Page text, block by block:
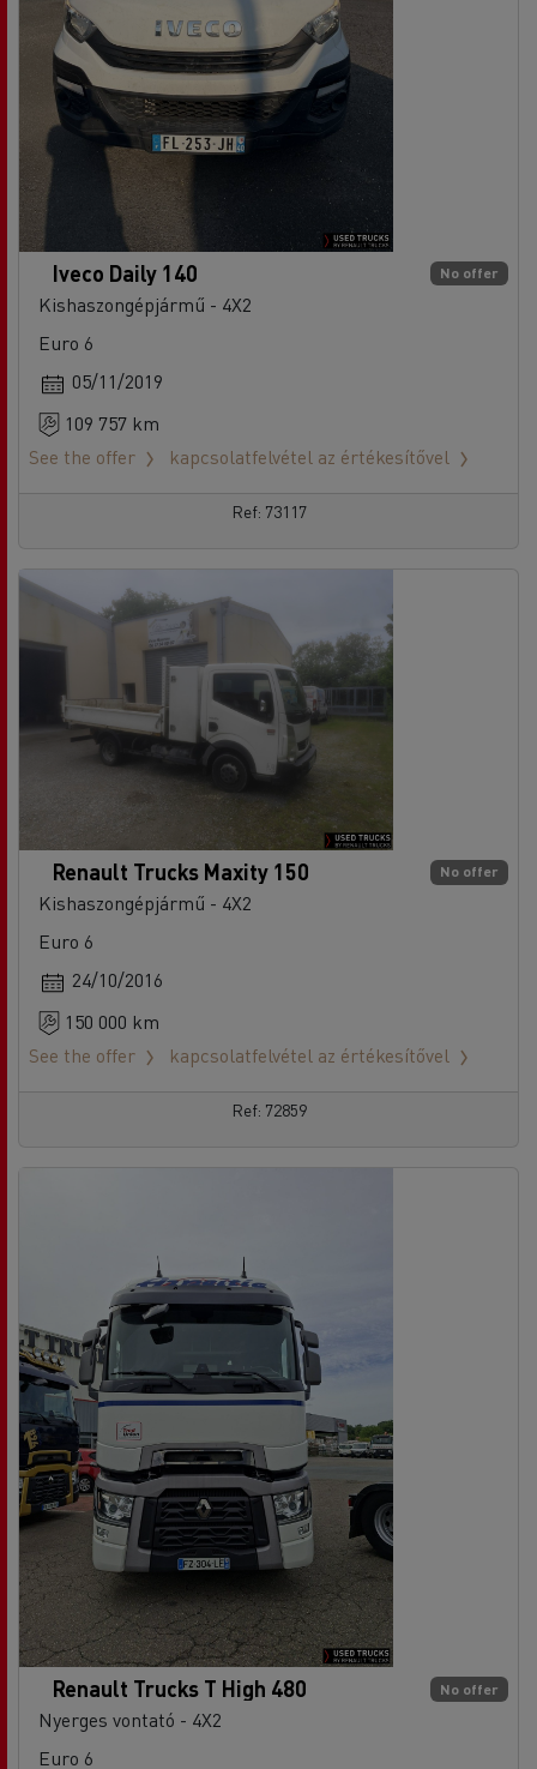
No offer
Iveco Daily 140
Kishaszongépjármű - 4X2
Euro 6
05/11/2019
109 757 km
See the offer
kapcsolatfelvétel az értékesítővel
Ref: 73117
No offer
Renault Trucks Maxity 150
Kishaszongépjármű - 4X2
Euro 6
24/10/2016
150 000 km
See the offer
kapcsolatfelvétel az értékesítővel
Ref: 72859
No offer
Renault Trucks T High 480
Nyerges vontató - 4X2
Euro 6